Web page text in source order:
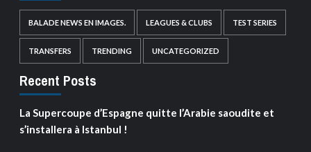
BALADE NEWS EN IMAGES. LEAGUES & CLUBS TEST SERIES
TRANSFERS TRENDING UNCATEGORIZED
Recent Posts
La Supercoupe d’Espagne quitte l’Arabie saoudite et
s’installera à Istanbul !